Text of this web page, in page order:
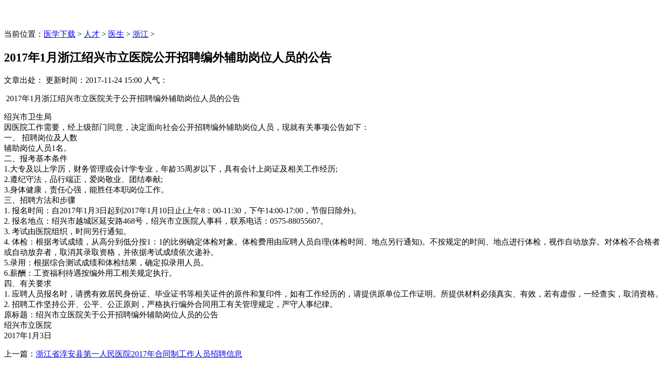
当前位置： 医学下载 > 人才 > 医生 > 浙江 >
2017年1月浙江绍兴市立医院公开招聘编外辅助岗位人员的公告
文章出处： 更新时间： 2017-11-24 15:00 人气：
2017年1月浙江绍兴市立医院关于公开招聘编外辅助岗位人员的公告
绍兴市卫生局
因医院工作需要，经上级部门同意，决定面向社会公开招聘编外辅助岗位人员，现就有关事项公告如下：
一、 招聘岗位及人数
辅助岗位人员1名。
二、报考基本条件
1.大专及以上学历，财务管理或会计学专业，年龄35周岁以下，具有会计上岗证及相关工作经历;
2.遵纪守法，品行端正，爱岗敬业、团结奉献;
3.身体健康，责任心强，能胜任本职岗位工作。
三、招聘方法和步骤
1. 报名时间：自2017年1月3日起到2017年1月10日止(上午8：00-11:30，下午14:00-17:00，节假日除外)。
2. 报名地点：绍兴市越城区延安路468号，绍兴市立医院人事科，联系电话：0575-88055607。
3. 考试由医院组织，时间另行通知。
4. 体检：根据考试成绩，从高分到低分按1：1的比例确定体检对象。体检费用由应聘人员自理(体检时间、地点另行通知)。不按规定的时间、地点进行体检，视作自动放弃。对体检不合格者
或自动放弃者，取消其录取资格，并依据考试成绩依次递补。
5.录用：根据综合测试成绩和体检结果，确定拟录用人员。
6.薪酬：工资福利待遇按编外用工相关规定执行。
四、有关要求
1. 应聘人员报名时，请携有效居民身份证、毕业证书等相关证件的原件和复印件，如有工作经历的，请提供原单位工作证明。所提供材料必须真实、有效，若有虚假，一经查实，取消资格。
2. 招聘工作坚持公开、公平、公正原则，严格执行编外合同用工有关管理规定，严守人事纪律。
原标题：绍兴市立医院关于公开招聘编外辅助岗位人员的公告
绍兴市立医院
2017年1月3日
上一篇： 浙江省淳安县第一人民医院2017年合同制工作人员招聘信息